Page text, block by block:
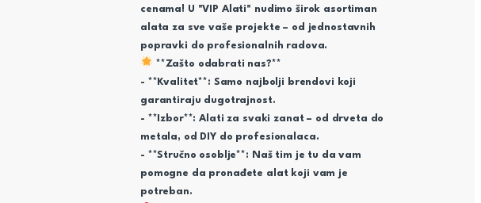
cenama! U "VIP Alati" nudimo širok asortiman
alata za sve vaše projekte – od jednostavnih
popravki do profesionalnih radova.
**Zašto odabrati nas?**
- **Kvalitet**: Samo najbolji brendovi koji
garantiraju dugotrajnost.
- **Izbor**: Alati za svaki zanat – od drveta do
metala, od DIY do profesionalaca.
- **Stručno osoblje**: Naš tim je tu da vam
pomogne da pronađete alat koji vam je
potreban.